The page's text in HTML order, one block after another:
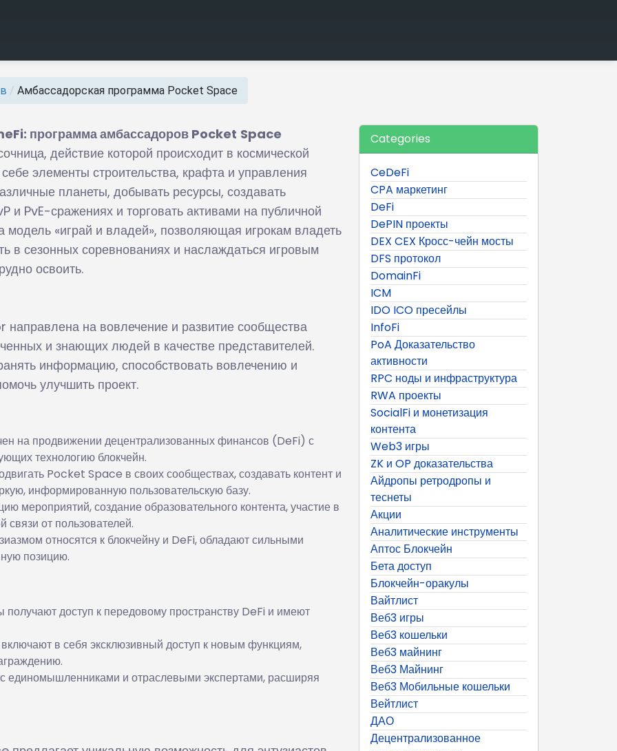
/ Амбассадорская программа Pocket Space
: программа амбассадоров Pocket Space
действие которой происходит в космической
элементы строительства, крафта и управления
планеты, добывать ресурсы, создавать
и PvE-сражениях и торговать активами на публичной
модель «играй и владей», позволяющая игрокам владеть
в сезонных соревнованиях и наслаждаться игровым
освоить.
на вовлечение и развитие сообщества
и знающих людей в качестве представителей.
информацию, способствовать вовлечению и
улучшить проект.
на продвижении децентрализованных финансов (DeFi) с
технологию блокчейн.
Pocket Space в своих сообществах, создавать контент и
информированную пользовательскую базу.
мероприятий, создание образовательного контента, участие в
от пользователей.
относятся к блокчейну и DeFi, обладают сильными
позицию.
доступ к передовому пространству DeFi и имеют
в себя эксклюзивный доступ к новым функциям,
единомышленниками и отраслевыми экспертами, расширяя
Categories
CeDeFi
CPA маркетинг
DeFi
DePIN проекты
DEX CEX Кросс-чейн мосты
DFS протокол
DomainFi
ICM
IDO ICO пресейлы
InfoFi
PoA Доказательство
активности
RPC ноды и инфраструктура
RWA проекты
SocialFi и монетизация
контента
Web3 игры
ZK и OP доказательства
Айдропы ретродропы и
теснеты
Акции
Аналитические инструменты
Аптос Блокчейн
Бета доступ
Блокчейн-оракулы
Вайтлист
Веб3 игры
Веб3 кошельки
Веб3 майнинг
Веб3 Майнинг
Веб3 Мобильные кошельки
Вейтлист
ДАО
Децентрализованное